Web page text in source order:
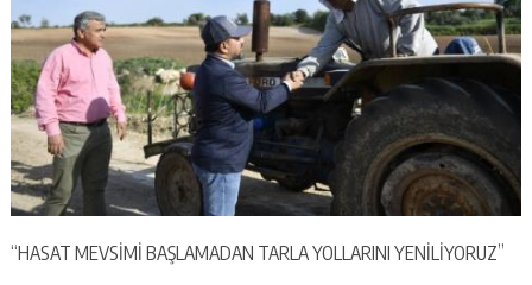
“HASAT MEVSİMİ BAŞLAMADAN TARLA YOLLARINI YENİLİYORUZ”